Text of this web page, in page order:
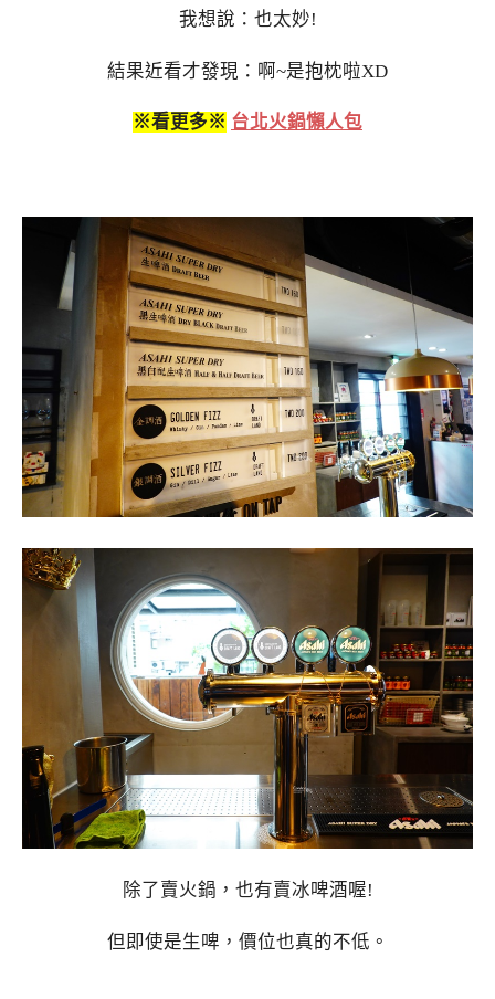
我想說：也太妙!
結果近看才發現：啊~是抱枕啦XD
※看更多※ 台北火鍋懶人包
除了賣火鍋，也有賣冰啤酒喔!
但即使是生啤，價位也真的不低。